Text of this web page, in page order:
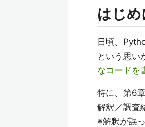
はじめ
日頃、
という思い
なコードを
特に、第6
解釈／調査
※解釈が誤